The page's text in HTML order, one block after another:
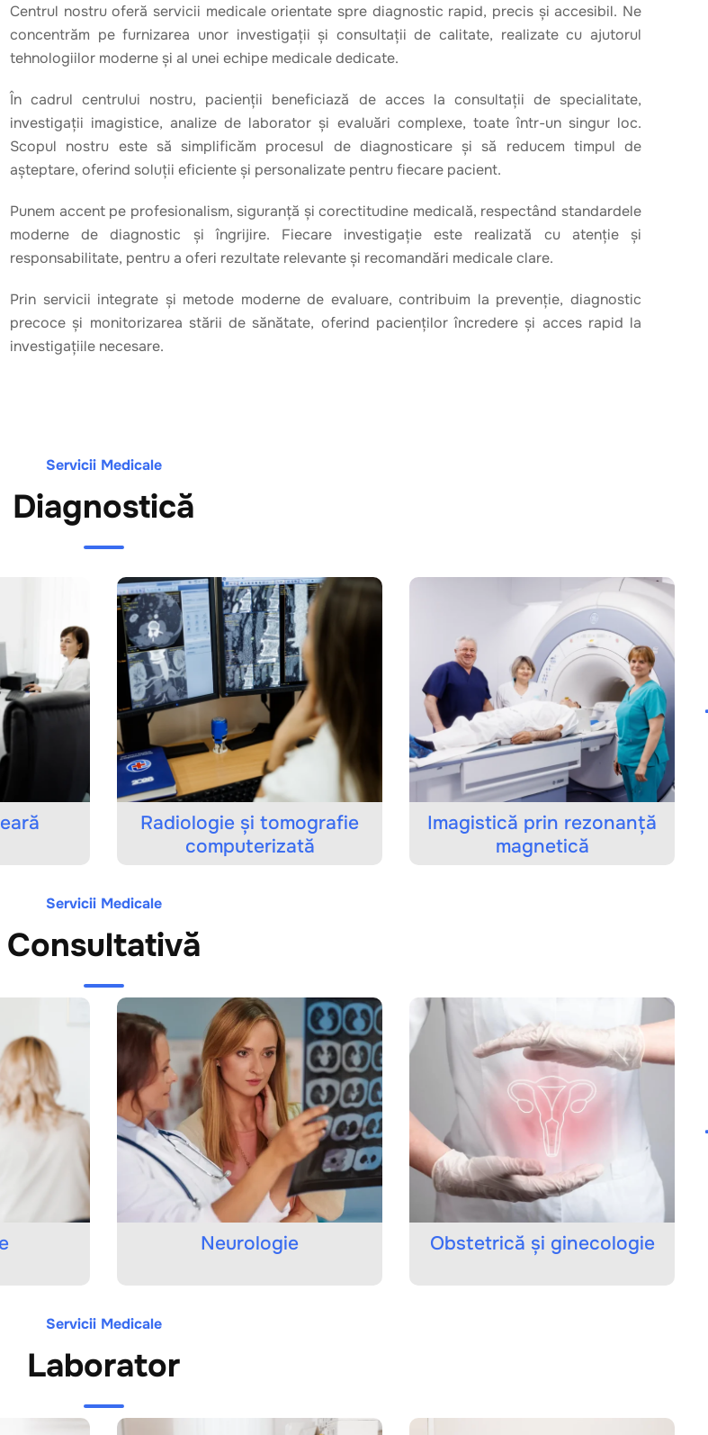
Centrul nostru oferă servicii medicale orientate spre diagnostic rapid, precis și accesibil. Ne
concentrăm pe furnizarea unor investigații și consultații de calitate, realizate cu ajutorul
tehnologiilor moderne și al unei echipe medicale dedicate.
În cadrul centrului nostru, pacienții beneficiază de acces la consultații de specialitate,
investigații imagistice, analize de laborator și evaluări complexe, toate într-un singur loc.
Scopul nostru este să simplificăm procesul de diagnosticare și să reducem timpul de
așteptare, oferind soluții eficiente și personalizate pentru fiecare pacient.
Punem accent pe profesionalism, siguranță și corectitudine medicală, respectând standardele
moderne de diagnostic și îngrijire. Fiecare investigație este realizată cu atenție și
responsabilitate, pentru a oferi rezultate relevante și recomandări medicale clare.
Prin servicii integrate și metode moderne de evaluare, contribuim la prevenție, diagnostic
precoce și monitorizarea stării de sănătate, oferind pacienților încredere și acces rapid la
investigațiile necesare.
Servicii Medicale
Diagnostică
Radiologie și tomografie
computerizată
Imagistică prin rezonanță
magnetică
Servicii Medicale
Consultativă
Neurologie Obstetrică și ginecologie
Servicii Medicale
Laborator